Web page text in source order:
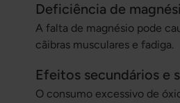
Deficiência de
A falta de magnésio pode
cãibras musculares e fadiga.
Efeitos secundários e
O consumo excessivo de